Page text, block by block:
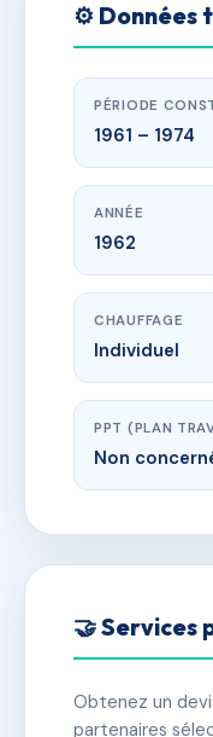
⚙️ Données
PÉRIODE
1961 – 1974
ANNÉE
1962
CHAUFFAGE
Individuel
PPT (PLAN
Non
🤝 Services
Obtenez un
partenaires